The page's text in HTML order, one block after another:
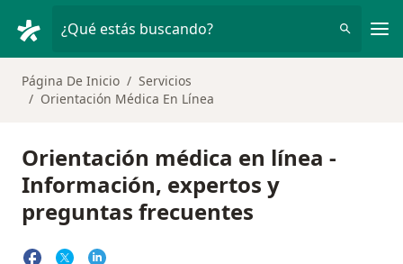
¿Qué estás buscando?
Página De Inicio
Servicios
Orientación Médica En Línea
Orientación médica en línea -
Información, expertos y
preguntas frecuentes